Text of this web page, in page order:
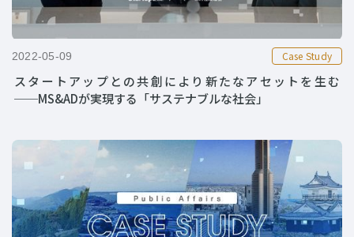
2022-05-09 Case Study
スタートアップとの共創により新たなアセットを生む
──MS&ADが実現する「サステナブルな社会」